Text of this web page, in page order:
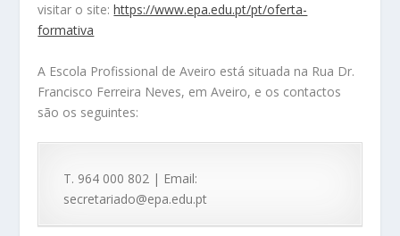
visitar o site:https://www.epa.edu.pt/pt/oferta-
formativa
A Escola Profissional de Aveiro está situada na Rua Dr.
Francisco Ferreira Neves, em Aveiro, e os contactos
são os seguintes:
T. 964 000 802 | Email:
secretariado@epa.edu.pt